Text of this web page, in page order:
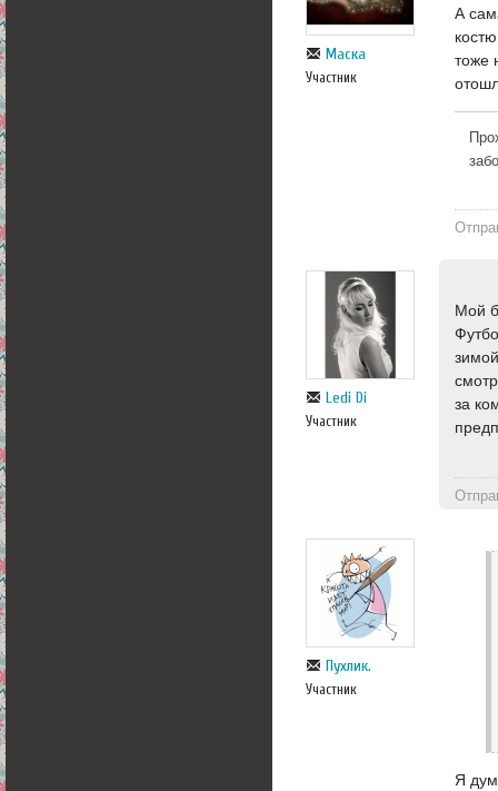
Маска
Участник
А
тоже
Ledi Di
Участник
Мой
за
Пухлик.
Участник
Я